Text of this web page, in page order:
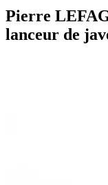
Pierre
lanceur de